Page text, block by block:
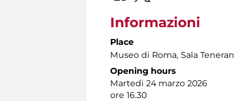
Informazioni
Place
Museo di Roma, Sala
Opening hours
Martedì 24 marzo 2026
ore 16.30